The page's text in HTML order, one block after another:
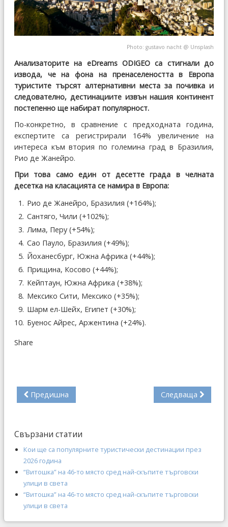
Photo: gustavo nacht @ Unsplash
Анализаторите на eDreams ODIGEO са стигнали до
извода, че на фона на пренаселеността в Европа
туристите търсят алтернативни места за почивка и
следователно, дестинациите извън нашия континент
постепенно ще набират популярност.
По-конкретно, в сравнение с предходната година,
експертите са регистрирали 164% увеличение на
интереса към втория по големина град в Бразилия,
Рио де Жанейро.
При това само един от десетте града в челната
десетка на класацията се намира в Европа:
Рио де Жанейро, Бразилия (+164%);
Сантяго, Чили (+102%);
Лима, Перу (+54%);
Сао Пауло, Бразилия (+49%);
Йоханесбург, Южна Африка (+44%);
Прищина, Косово (+44%);
Кейптаун, Южна Африка (+38%);
Мексико Сити, Мексико (+35%);
Шарм ел-Шейх, Египет (+30%);
Буенос Айрес, Аржентина (+24%).
Share
Предишна Следваща
Свързани статии
Кои ще са популярните туристически дестинации през
2026 година
“Витошка” на 46-то място сред най-скъпите търговски
улици в света
“Витошка” на 46-то място сред най-скъпите търговски
улици в света